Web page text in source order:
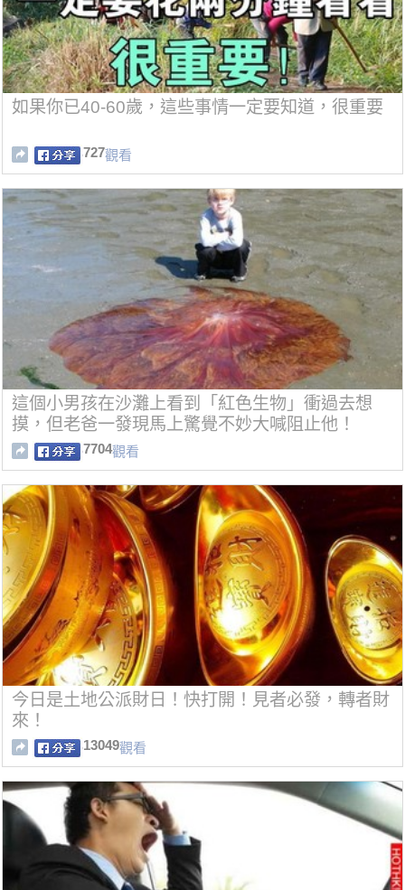
如果你已40-60歲，這些事情一定要知道，很重要
727觀看
這個小男孩在沙灘上看到「紅色生物」衝過去想
摸，但老爸一發現馬上驚覺不妙大喊阻止他！
7704觀看
今日是土地公派財日！快打開！見者必發，轉者財
來！
13049觀看